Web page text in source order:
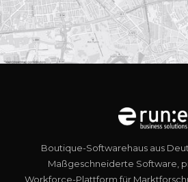
Boutique-Softwarehaus aus
Maßgeschneiderte Software,
Workforce-Plattform für